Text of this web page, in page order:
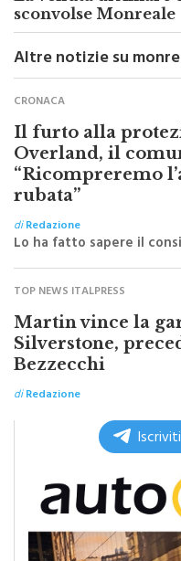
La venuta di Amaro
sconvolse Monreale
Altre notizie su
CRONACA
Il furto alla
Overland, il
“Ricompreremo
rubata”
diRedazione
Lo ha fatto sapere il
TOP NEWS ITALPRESS
Martin vince la
Silverstone,
Bezzecchi
di